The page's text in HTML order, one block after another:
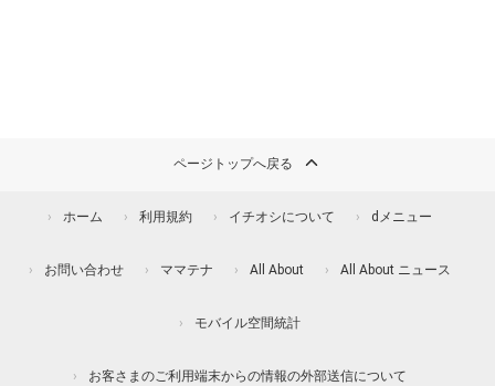
ページトップへ戻る
ホーム 利用規約 イチオシについて dメニュー
お問い合わせ ママテナ All About All About ニュース
モバイル空間統計
お客さまのご利用端末からの情報の外部送信について